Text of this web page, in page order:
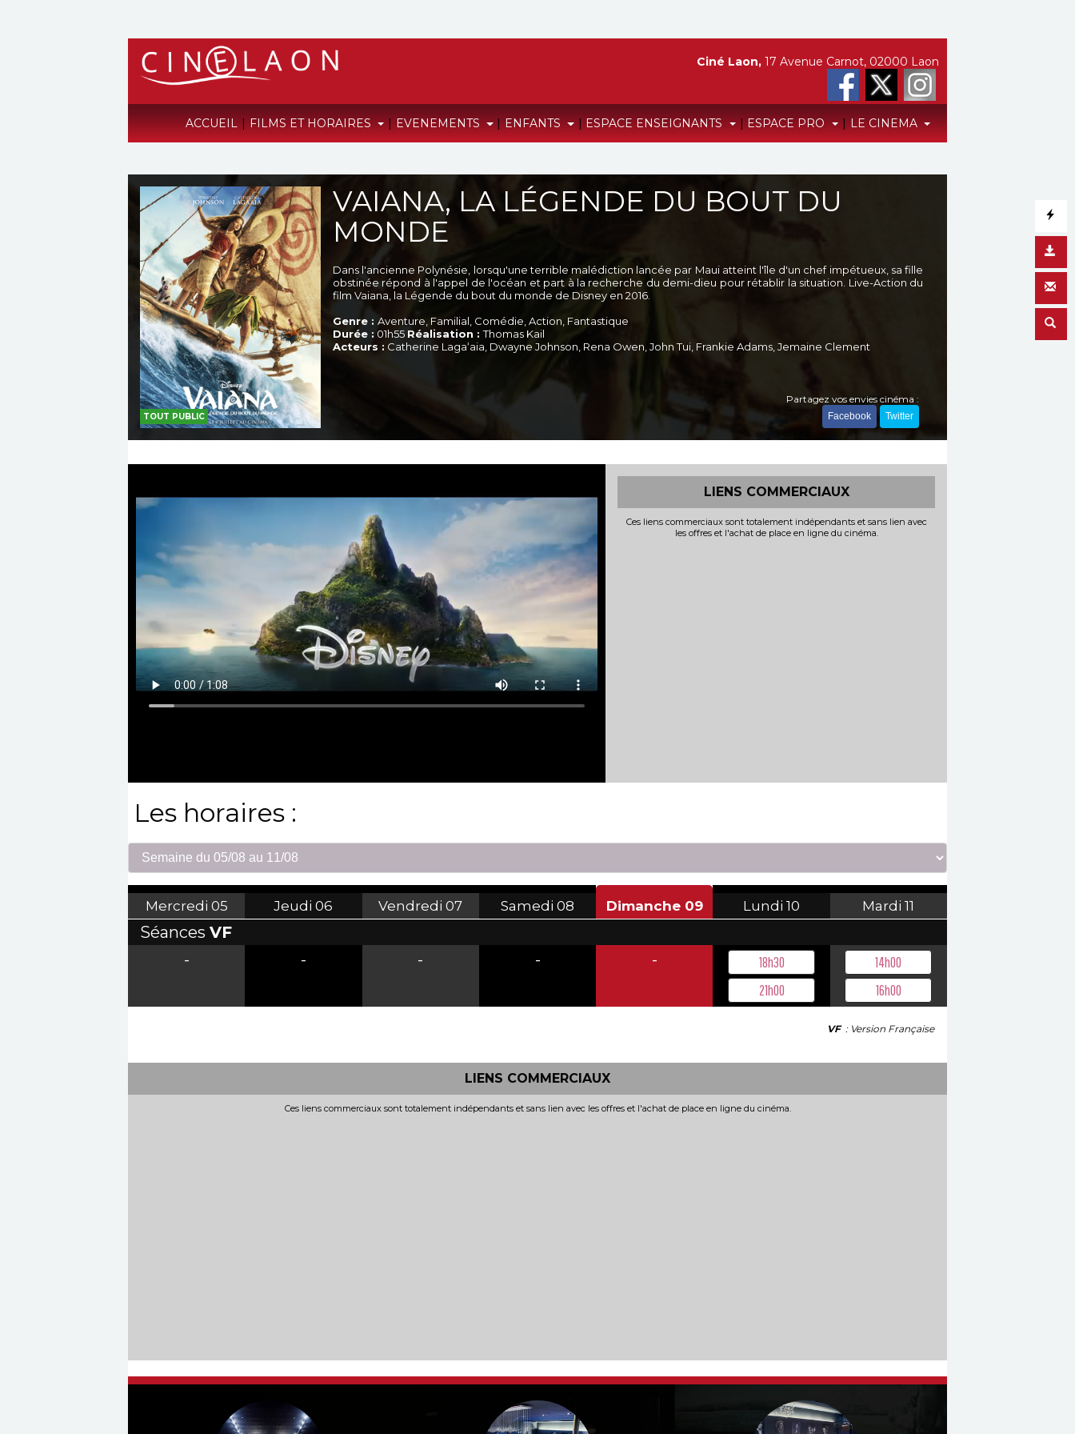
ACCUEIL | FILMS ET HORAIRES | EVENEMENTS | ENFANTS | ESPACE ENSEIGNANTS | ESPACE PRO | LE CINEMA
Ciné Laon, 17 Avenue Carnot, 02000 Laon
TOUT PUBLIC
VAIANA, LA LÉGENDE DU BOUT DU
MONDE
Dans l'ancienne Polynésie, lorsqu'une terrible malédiction lancée par Maui atteint l'île d'un chef impétueux, sa fille
obstinée répond à l'appel de l'océan et part à la recherche du demi-dieu pour rétablir la situation. Live-Action du
film Vaiana, la Légende du bout du monde de Disney en 2016.
Genre : Aventure, Familial, Comédie, Action, Fantastique
Durée : 01h55 Réalisation :Thomas Kail
Acteurs : Catherine Lagaʻaia, Dwayne Johnson, Rena Owen, John Tui, Frankie Adams, Jemaine Clement
Partagez vos envies cinéma :
Facebook Twitter
LIENS COMMERCIAUX
Ces liens commerciaux sont totalement indépendants et sans lien avec
les offres et l'achat de place en ligne du cinéma.
Les horaires :
Mercredi 05 Jeudi 06 Vendredi 07 Samedi 08 Dimanche 09 Lundi 10 Mardi 11
Séances VF
-
- - - -
18h30
21h00
14h00
16h00
VF : Version Française
LIENS COMMERCIAUX
Ces liens commerciaux sont totalement indépendants et sans lien avec les offres et l'achat de place en ligne du cinéma.